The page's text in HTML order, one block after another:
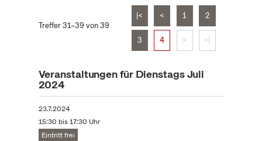
Treffer 31–39 von 39
|< < 1 2
3 4 > >|
Veranstaltungen für Dienstags Juli
2024
23.7.2024
15:30 bis 17:30 Uhr
Eintritt frei